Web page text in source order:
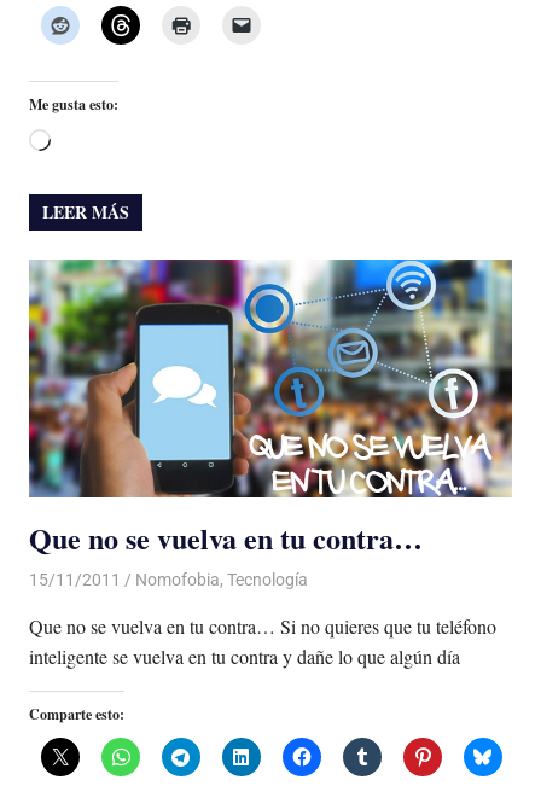
Me gusta esto:
Cargando...
LEER MÁS
Que no se vuelva en tu contra…
15/11/2011 Luis Castellanos
Nomofobia, Tecnología
Que no se vuelva en tu contra… Si no quieres que tu teléfono
inteligente se vuelva en tu contra y dañe lo que algún día
Comparte esto: